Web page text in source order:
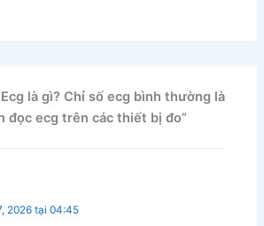
là gì? Chỉ số ecg bình thường là
đọc ecg trên các thiết bị đo”
2026 tại 04:45